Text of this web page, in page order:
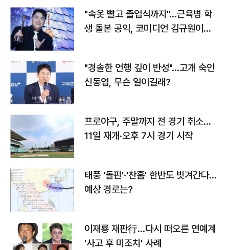
"속옷 빨고 졸업식까지"…근육병 학
생 돌본 공익, 코미디언 김규원이었
"경솔한 언행 깊이 반성"…고개 숙인
신동엽, 무슨 일이길래?
프로야구, 주말까지 전 경기 취소…
11일 재개·오후 7시 경기 시작
태풍 '돌핀'·'찬홈' 한반도 빗겨간다…
예상 경로는?
이재룡 재판行…다시 떠오른 연예계
'사고 후 미조치' 사례